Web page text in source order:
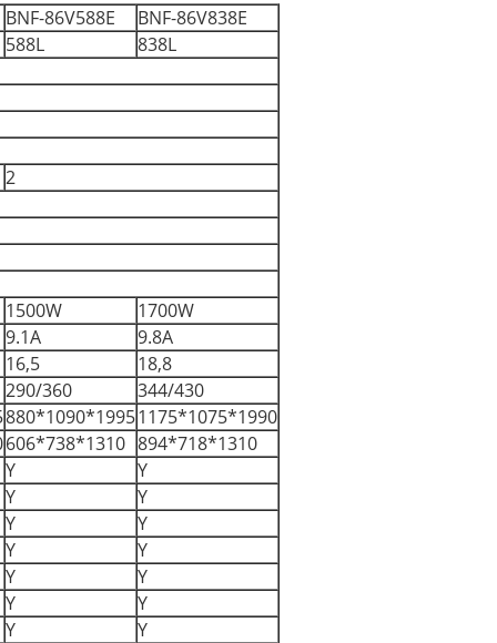
BNF-86V588E BNF-86V838E
588L
838L
2
1500W
1700W
9.1A
9.8A
16,5
18,8
290/360
344/430
880*1090*19951175*1075*1990
606*738*1310 894*718*1310
Y
Y
Y
Y
Y
Y
Y
Y
Y
Y
Y
Y
Y
Y